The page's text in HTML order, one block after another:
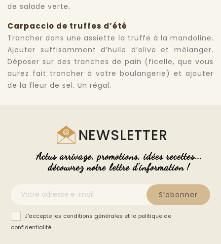
de salade verte.
Carpaccio de truffes d’été
Trancher dans une assiette la truffe à la mandoline.
Ajouter suffisamment d’huile d’olive et mélanger.
Déposer sur des tranches de pain (ficelle, que vous
aurez fait trancher à votre boulangerie) et ajouter
de la fleur de sel. Un régal.
NEWSLETTER
Actus arrivage, promotions, idées recettes...
découvrez notre lettre d'information !
S’abonner
J'accepte les conditions générales et la politique de
confidentialité